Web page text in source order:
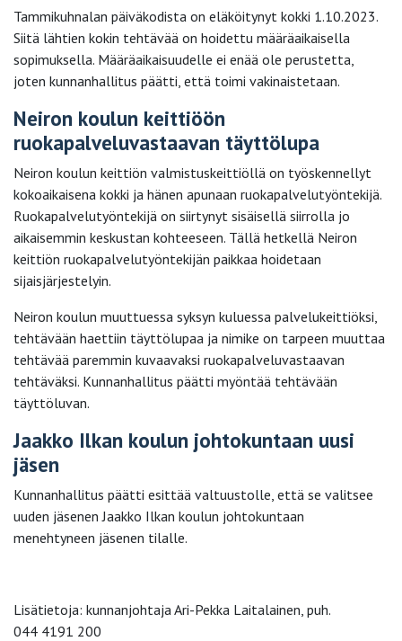
Tammikuhnalan päiväkodista on eläköitynyt kokki 1.10.2023.
Siitä lähtien kokin tehtävää on hoidettu määräaikaisella
sopimuksella. Määräaikaisuudelle ei enää ole perustetta,
joten kunnanhallitus päätti, että toimi vakinaistetaan.
Neiron koulun keittiöön
ruokapalveluvastaavan täyttölupa
Neiron koulun keittiön valmistuskeittiöllä on työskennellyt
kokoaikaisena kokki ja hänen apunaan ruokapalvelutyöntekijä.
Ruokapalvelutyöntekijä on siirtynyt sisäisellä siirrolla jo
aikaisemmin keskustan kohteeseen. Tällä hetkellä Neiron
keittiön ruokapalvelutyöntekijän paikkaa hoidetaan
sijaisjärjestelyin.
Neiron koulun muuttuessa syksyn kuluessa palvelukeittiöksi,
tehtävään haettiin täyttölupaa ja nimike on tarpeen muuttaa
tehtävää paremmin kuvaavaksi ruokapalveluvastaavan
tehtäväksi. Kunnanhallitus päätti myöntää tehtävään
täyttöluvan.
Jaakko Ilkan koulun johtokuntaan uusi
jäsen
Kunnanhallitus päätti esittää valtuustolle, että se valitsee
uuden jäsenen Jaakko Ilkan koulun johtokuntaan
menehtyneen jäsenen tilalle.
Lisätietoja: kunnanjohtaja Ari-Pekka Laitalainen, puh.
044 4191 200